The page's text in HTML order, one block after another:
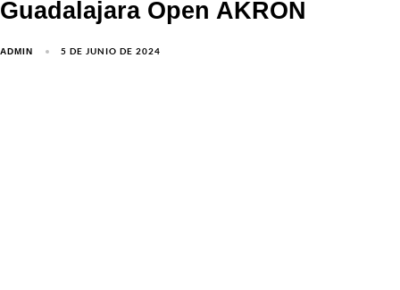
Guadalajara Open AKRON
ADMIN 5 DE JUNIO DE 2024